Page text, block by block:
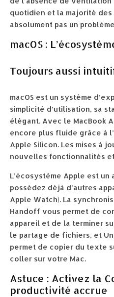
quotidien et la majorité des
absolument pas un
macOS :
Toujours aussi
macOS est un système
simplicité d’utilisation, sa
élégant. Avec le MacBook
encore plus fluide grâce à
Apple Silicon. Les mises à
nouvelles fonctionnalités
L’écosystème Apple est
possédez déjà d’autres
Apple Watch). La
Handoff vous permet de
appareil et de la terminer
le partage de fichiers, et
permet de copier du texte
coller sur votre Mac.
Astuce : Activez la
productivité accrue